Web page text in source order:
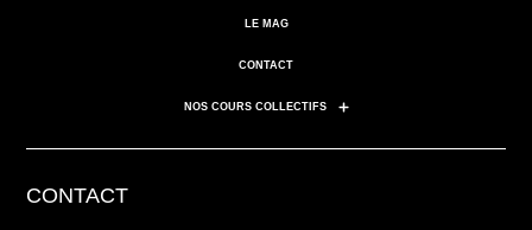
LE MAG
CONTACT
NOS COURS COLLECTIFS
CONTACT